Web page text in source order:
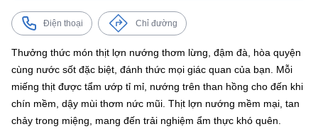
Điện thoại Chỉ đường
Thưởng thức món thịt lợn nướng thơm lừng, đậm đà, hòa quyện
cùng nước sốt đặc biệt, đánh thức mọi giác quan của bạn. Mỗi
miếng thịt được tẩm ướp tỉ mỉ, nướng trên than hồng cho đến khi
chín mềm, dậy mùi thơm nức mũi. Thịt lợn nướng mềm mại, tan
chảy trong miệng, mang đến trải nghiệm ẩm thực khó quên.